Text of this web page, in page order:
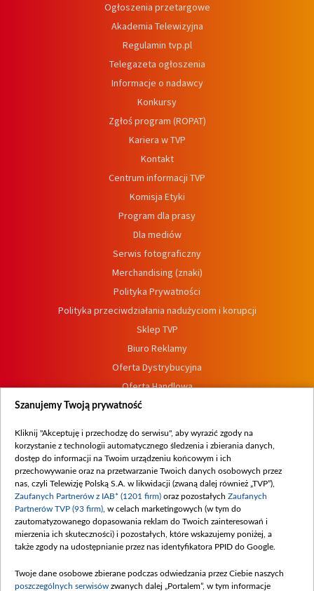
Ogłoszenia przetargowe
Akademia Telewizyjna
Regulamin tvp.pl
Telegazeta ogłoszenia
Informacje o nadawcy
Konkursy
Zgłoś program (ROPAT)
Kariera w TVP
Kontakt
Centrum informacji TVP
Komisja Etyki
Program dla prasy
Dla mediów
Serwis fotograficzny
Merchandising (znaki)
Polityka Prywatności
Polityka przeciwdziałania nadużyciom i korupcji
Sklep TVP
Biuro Reklamy
Oferta Dystrybucyjna
Oferta Handlowa
Dostępność
Procedura zgłoszeń wewnętrznych
Szanujemy Twoją prywatność
Kliknij "Akceptuję i przechodzę do serwisu", aby wyrazić zgody na
korzystanie z technologii automatycznego śledzenia i zbierania danych,
dostęp do informacji na Twoim urządzeniu końcowym i ich
przechowywanie oraz na przetwarzanie Twoich danych osobowych przez
nas, czyli Telewizję Polską S.A. w likwidacji (zwaną dalej również „TVP”),
Zaufanych Partnerów z IAB* (1201 firm) oraz pozostałych Zaufanych
Partnerów TVP (93 firm) , w celach marketingowych (w tym do
zautomatyzowanego dopasowania reklam do Twoich zainteresowań i
mierzenia ich skuteczności) i pozostałych, które wskazujemy poniżej, a
także zgody na udostępnianie przez nas identyfikatora PPID do Google.
Twoje dane osobowe zbierane podczas odwiedzania przez Ciebie naszych
poszczególnych serwisów zwanych dalej „Portalem”, w tym informacje